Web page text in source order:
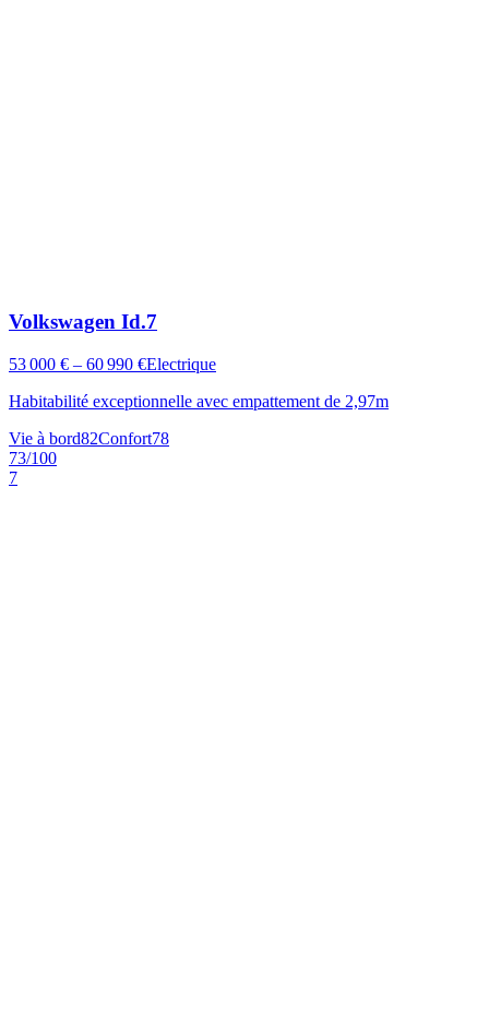
Volkswagen Id.7
53 000 € – 60 990 €Electrique
Habitabilité exceptionnelle avec empattement de 2,97m
Vie à bord82Confort78
73/100
7